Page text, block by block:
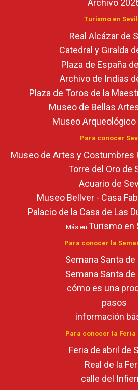
Archivo
Turismo en
Real Alcázar de
Catedral y Giralda
Plaza de España
Archivo de Indias
Plaza de Toros de la
Museo de Bellas
Museo Arqueológico
Para conocer
Museo de Artes y Costumbres
Torre del Oro de
Acuario de
Museo Bellver - Casa
Palacio de la Casa de Las
Más en Turismo en
Para conocer la
Semana Santa de
Semana Santa de
cómo es una
pasos
información
Para conocer la Feria
Feria de abril de
Real de la
calle del